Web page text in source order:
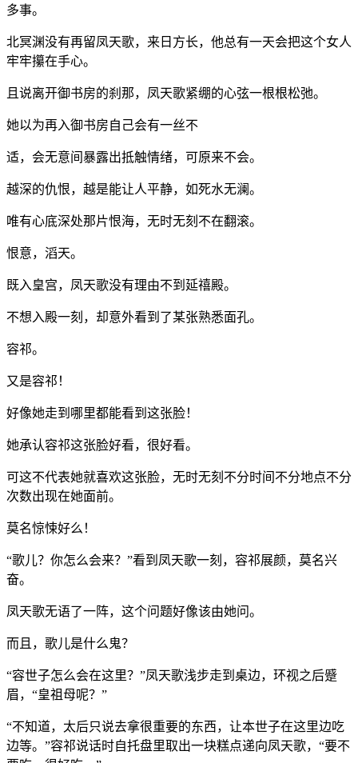
多事。
北冥渊没有再留凤天歌，来日方长，他总有一天会把这个女人
牢牢攥在手心。
且说离开御书房的刹那，凤天歌紧绷的心弦一根根松弛。
她以为再入御书房自己会有一丝不
适，会无意间暴露出抵触情绪，可原来不会。
越深的仇恨，越是能让人平静，如死水无澜。
唯有心底深处那片恨海，无时无刻不在翻滚。
恨意，滔天。
既入皇宫，凤天歌没有理由不到延禧殿。
不想入殿一刻，却意外看到了某张熟悉面孔。
容祁。
又是容祁！
好像她走到哪里都能看到这张脸！
她承认容祁这张脸好看，很好看。
可这不代表她就喜欢这张脸，无时无刻不分时间不分地点不分
次数出现在她面前。
莫名惊悚好么！
“歌儿？你怎么会来？”看到凤天歌一刻，容祁展颜，莫名兴
奋。
凤天歌无语了一阵，这个问题好像该由她问。
而且，歌儿是什么鬼？
“容世子怎么会在这里？”凤天歌浅步走到桌边，环视之后蹙
眉，“皇祖母呢？”
“不知道，太后只说去拿很重要的东西，让本世子在这里边吃
边等。”容祁说话时自托盘里取出一块糕点递向凤天歌，“要不